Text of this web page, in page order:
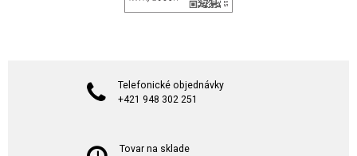
Telefonické objednávky
+421 948 302 251
Tovar na sklade